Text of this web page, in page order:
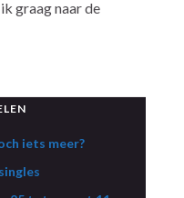
graag naar de
iets meer?